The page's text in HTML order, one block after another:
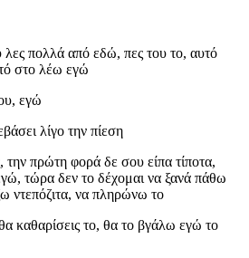
πολλά από εδώ, πες του το, αυτό
στο λέω εγώ
εγώ
λίγο την πίεση
την πρώτη φορά δε σου είπα τίποτα,
τώρα δεν το δέχομαι να ξανά πάθω
ντεπόζιτα, να πληρώνω το
καθαρίσεις το, θα το βγάλω εγώ το